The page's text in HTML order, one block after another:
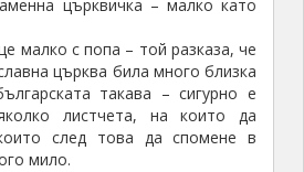
църквичка – малко като
малко с попа – той разказа, че
църква била много близка
такава – сигурно е
листчета, на които да
след това да спомене в
мило.